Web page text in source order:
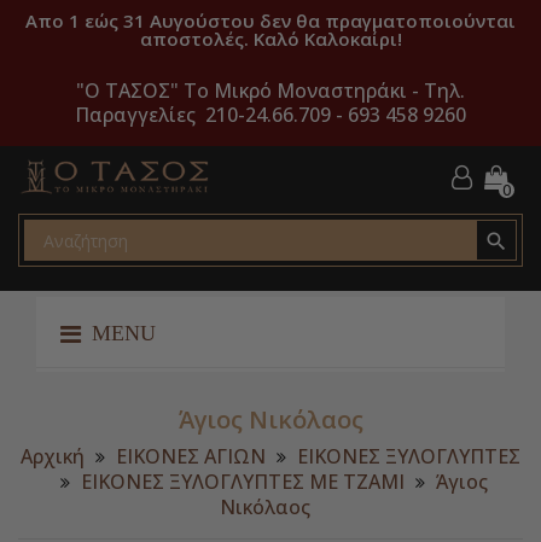
Απο 1 εώς 31 Αυγούστου δεν θα πραγματοποιούνται
αποστολές. Καλό Καλοκαίρι!
"O ΤΑΣΟΣ" Το Μικρό Μοναστηράκι - Τηλ.
Παραγγελίες 210-24.66.709 - 693 458 9260
0

MENU
Άγιος Νικόλαος
Αρχική ΕΙΚΟΝΕΣ ΑΓΙΩΝ
ΕΙΚΟΝΕΣ ΞΥΛΟΓΛΥΠΤΕΣ
ΕΙΚΟΝΕΣ ΞΥΛΟΓΛΥΠΤΕΣ ΜΕ ΤΖΑΜΙ
Άγιος
Νικόλαος